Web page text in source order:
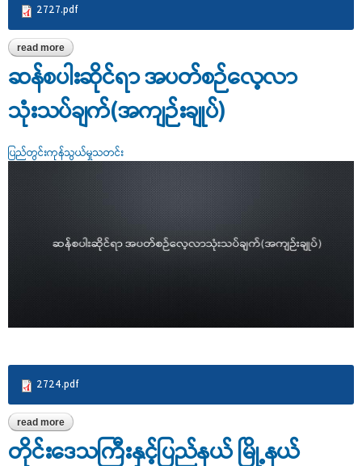
2727.pdf
read more about တိုင်းဒေသကြီး/ပြည်နယ်များရှိ ကုန်စည်ဒိုင်များတွင် ဖြစ်ပေါ်နေ
သော မတ်ပဲ၊ ပဲတီစိမ်း နှင့် ပဲစဉ်းငုံတစ်တန် ဈေးနှုန်းများအား ယခင်နှစ်၊
ယခင်လ၊ ယခင်အပတ်၊ ယခင်နေ့၊ ကာလတူ ဈေးနှုန်းစာရင်း(
၁.၁၁.၂၀၂၃ )
ဆန်စပါးဆိုင်ရာ အပတ်စဉ်လေ့လာ
သုံးသပ်ချက်(အကျဉ်းချုပ်)
ပြည်တွင်းကုန်သွယ်မှုသတင်း
2724.pdf
read more about ဆန်စပါးဆိုင်ရာ အပတ်စဉ်လေ့လာသုံးသပ်ချက်(အကျဉ်းချုပ်)
တိုင်းဒေသကြီးနှင့်ပြည်နယ် မြို့နယ်